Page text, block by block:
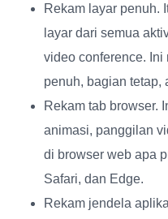
Rekam layar penuh.
layar dari semua
video conference.
penuh, bagian tetap,
Rekam tab browser.
animasi, panggilan
di browser web apa
Safari, dan Edge.
Rekam jendela